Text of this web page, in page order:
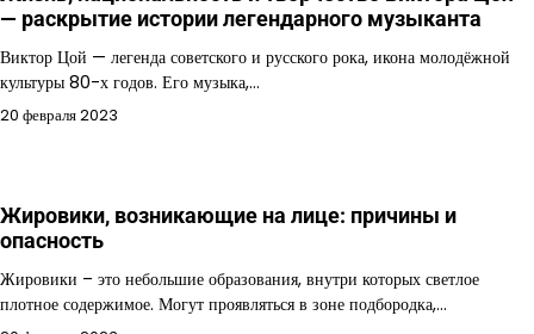
— раскрытие истории легендарного музыканта
Виктор Цой — легенда советского и русского рока, икона молодёжной
культуры 80-х годов. Его музыка,…
20 февраля 2023
Жировики, возникающие на лице: причины и
опасность
Жировики – это небольшие образования, внутри которых светлое
плотное содержимое. Могут проявляться в зоне подбородка,…